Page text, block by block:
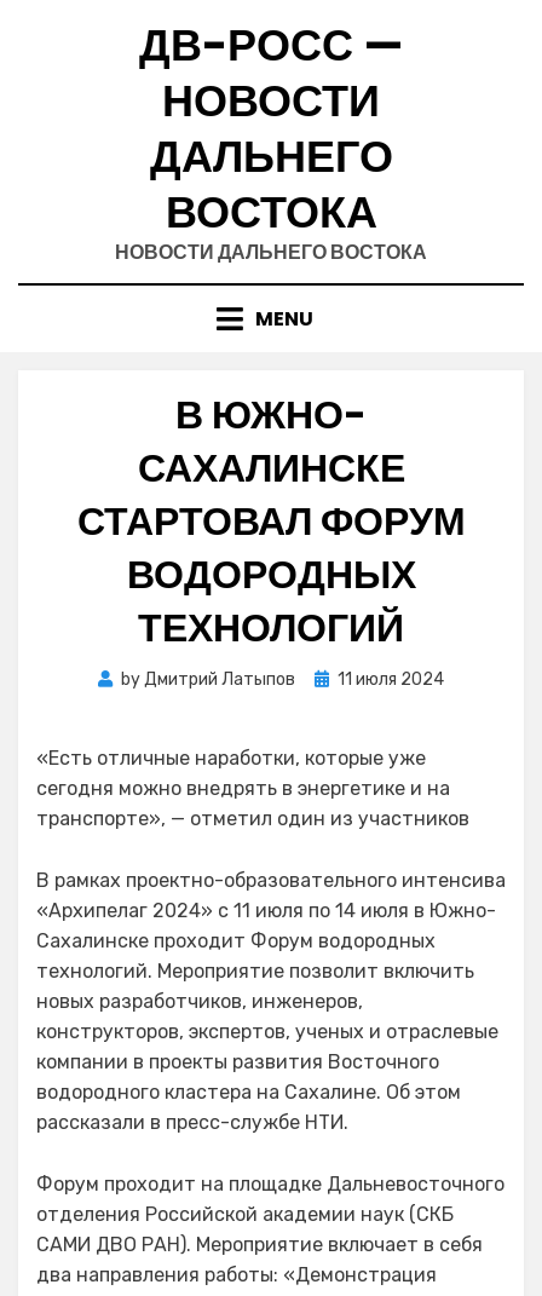
ДВ-РОСС —
НОВОСТИ
ДАЛЬНЕГО
ВОСТОКА
НОВОСТИ ДАЛЬНЕГО ВОСТОКА
MENU
В ЮЖНО-
САХАЛИНСКЕ
СТАРТОВАЛ ФОРУМ
ВОДОРОДНЫХ
ТЕХНОЛОГИЙ
byДмитрий Латыпов
Posted
11 июля 2024
«Есть отличные наработки, которые уже
сегодня можно внедрять в энергетике и на
транспорте», — отметил один из участников
В рамках проектно-образовательного интенсива
«Архипелаг 2024» с 11 июля по 14 июля в Южно-
Сахалинске проходит Форум водородных
технологий. Мероприятие позволит включить
новых разработчиков, инженеров,
конструкторов, экспертов, ученых и отраслевые
компании в проекты развития Восточного
водородного кластера на Сахалине. Об этом
рассказали в пресс-службе НТИ.
Форум проходит на площадке Дальневосточного
отделения Российской академии наук (СКБ
САМИ ДВО РАН). Мероприятие включает в себя
два направления работы: «Демонстрация